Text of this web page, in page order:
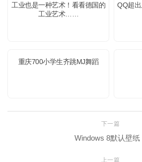
工业也是一种艺术！看看德国的
工业艺术……
QQ超
重庆700小学生齐跳MJ舞蹈
下一篇
Windows 8默认壁纸
上一篇